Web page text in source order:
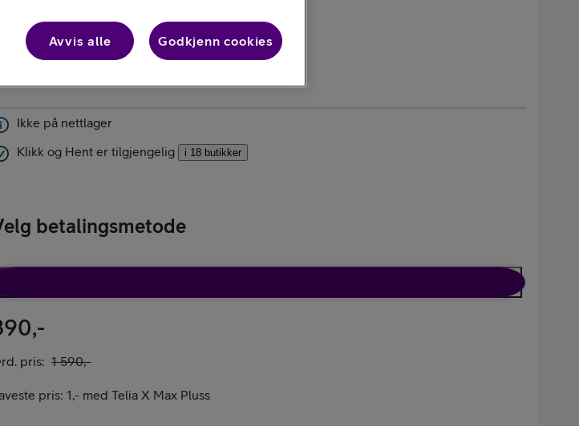
Kjøp AirPods
Ikke på nettlager
Klikk og Hent er tilgjengelig
i 18 butikker
betalingsmetode
pris: 1 590,-
pris: 1,- medTelia X Max Pluss
Avvis alle Godkjenn cookies